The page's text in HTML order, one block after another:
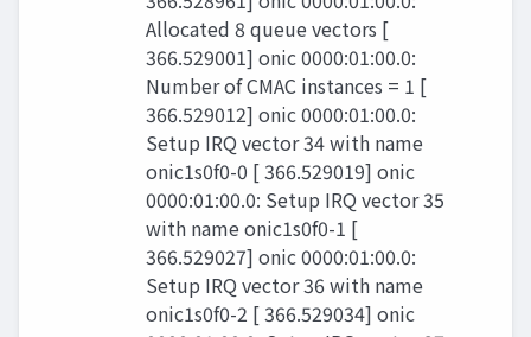
Allocated 8 queue vectors [
366.529001] onic 0000:01:00.0:
Number of CMAC instances = 1 [
366.529012] onic 0000:01:00.0:
Setup IRQ vector 34 with name
onic1s0f0-0 [ 366.529019] onic
0000:01:00.0: Setup IRQ vector 35
with name onic1s0f0-1 [
366.529027] onic 0000:01:00.0:
Setup IRQ vector 36 with name
onic1s0f0-2 [ 366.529034] onic